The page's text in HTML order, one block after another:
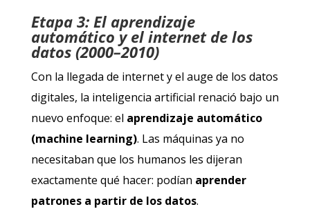
Etapa 3: El aprendizaje
automático y el internet de los
datos (2000–2010)
Con la llegada de internet y el auge de los datos
digitales, la inteligencia artificial renació bajo un
nuevo enfoque: el aprendizaje automático
(machine learning). Las máquinas ya no
necesitaban que los humanos les dijeran
exactamente qué hacer: podían aprender
patrones a partir de los datos.